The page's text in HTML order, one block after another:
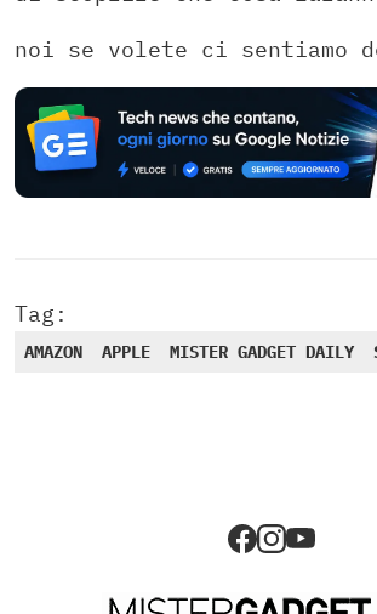
noi se volete ci sentiamo
Tag:
AMAZON APPLE MISTER GADGET DAILY